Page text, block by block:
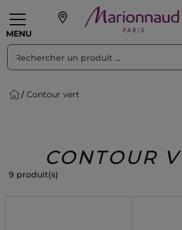
MENU
personnalisés
Beauty
Contour vert
CONTOUR
9 produit(s)
Trier par